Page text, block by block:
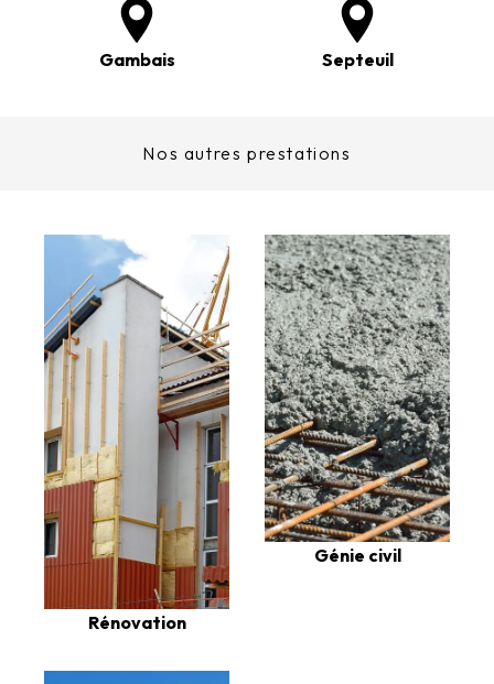
Gambais Septeuil
Nos autres prestations
Rénovation
Génie civil